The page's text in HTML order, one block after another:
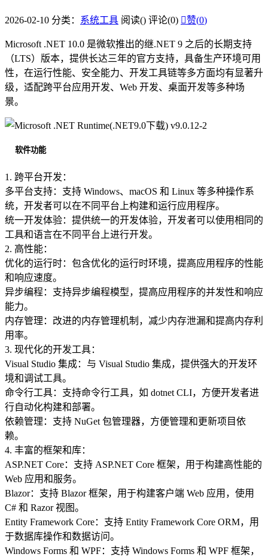
2026-02-10 分类： 系统工具 阅读() 评论(0) 赞(0)
Microsoft .NET 10.0 是微软推出的继.NET 9 之后的长期支持
（LTS）版本，提供长达三年的官方支持，具备生产环境可用
性，在运行性能、安全能力、开发工具链等多方面均有显著升
级，适配跨平台应用开发、Web 开发、桌面开发等多种场
景。
软件功能
1. 跨平台开发：
多平台支持：支持 Windows、macOS 和 Linux 等多种操作系
统，开发者可以在不同平台上构建和运行应用程序。
统一开发体验：提供统一的开发体验，开发者可以使用相同的
工具和语言在不同平台上进行开发。
2. 高性能：
优化的运行时：包含优化的运行时环境，提高应用程序的性能
和响应速度。
异步编程：支持异步编程模型，提高应用程序的并发性和响应
能力。
内存管理：改进的内存管理机制，减少内存泄漏和提高内存利
用率。
3. 现代化的开发工具：
Visual Studio 集成：与 Visual Studio 集成，提供强大的开发环
境和调试工具。
命令行工具：支持命令行工具，如 dotnet CLI，方便开发者进
行自动化构建和部署。
依赖管理：支持 NuGet 包管理器，方便管理和更新项目依
赖。
4. 丰富的框架和库：
ASP.NET Core：支持 ASP.NET Core 框架，用于构建高性能的
Web 应用和服务。
Blazor：支持 Blazor 框架，用于构建客户端 Web 应用，使用
C# 和 Razor 视图。
Entity Framework Core：支持 Entity Framework Core ORM，用
于数据库操作和数据访问。
Windows Forms 和 WPF：支持 Windows Forms 和 WPF 框架，